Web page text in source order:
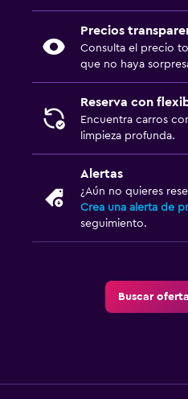
Precios
Consulta el precio
que no haya
Reserva con
Encuentra carros
limpieza profunda.
Alertas
¿Aún no quieres
Crea una alerta de
seguimiento.
Buscar